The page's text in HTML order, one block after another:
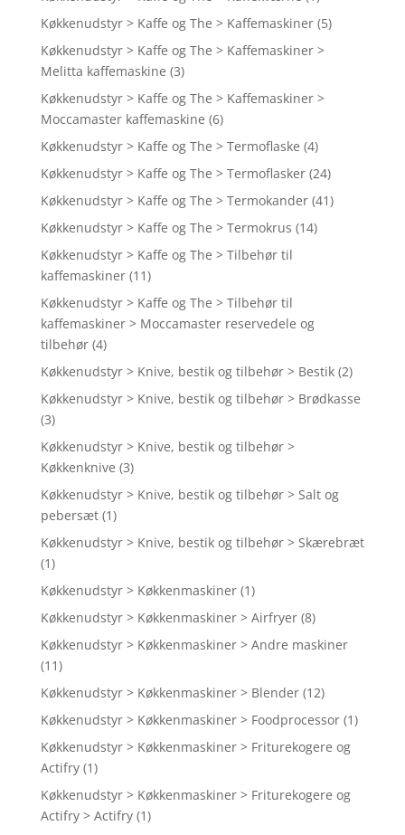
Køkkenudstyr > Kaffe og The > Kaffemaskiner (5)
Køkkenudstyr > Kaffe og The > Kaffemaskiner >
Melitta kaffemaskine (3)
Køkkenudstyr > Kaffe og The > Kaffemaskiner >
Moccamaster kaffemaskine (6)
Køkkenudstyr > Kaffe og The > Termoflaske (4)
Køkkenudstyr > Kaffe og The > Termoflasker (24)
Køkkenudstyr > Kaffe og The > Termokander (41)
Køkkenudstyr > Kaffe og The > Termokrus (14)
Køkkenudstyr > Kaffe og The > Tilbehør til
kaffemaskiner (11)
Køkkenudstyr > Kaffe og The > Tilbehør til
kaffemaskiner > Moccamaster reservedele og
tilbehør (4)
Køkkenudstyr > Knive, bestik og tilbehør > Bestik (2)
Køkkenudstyr > Knive, bestik og tilbehør > Brødkasse
(3)
Køkkenudstyr > Knive, bestik og tilbehør >
Køkkenknive (3)
Køkkenudstyr > Knive, bestik og tilbehør > Salt og
pebersæt (1)
Køkkenudstyr > Knive, bestik og tilbehør > Skærebræt
(1)
Køkkenudstyr > Køkkenmaskiner (1)
Køkkenudstyr > Køkkenmaskiner > Airfryer (8)
Køkkenudstyr > Køkkenmaskiner > Andre maskiner
(11)
Køkkenudstyr > Køkkenmaskiner > Blender (12)
Køkkenudstyr > Køkkenmaskiner > Foodprocessor (1)
Køkkenudstyr > Køkkenmaskiner > Friturekogere og
Actifry (1)
Køkkenudstyr > Køkkenmaskiner > Friturekogere og
Actifry > Actifry (1)